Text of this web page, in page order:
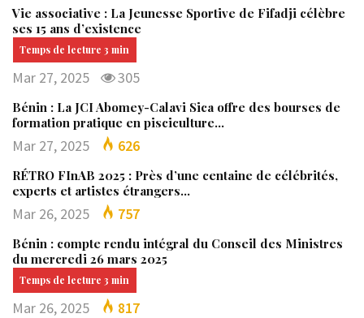
Vie associative : La Jeunesse Sportive de Fifadji célèbre
ses 15 ans d’existence
Mar 27, 2025 305
Bénin : La JCI Abomey-Calavi Sica offre des bourses de
formation pratique en pisciculture…
Mar 27, 2025 626
RÉTRO FInAB 2025 : Près d’une centaine de célébrités,
experts et artistes étrangers…
Mar 26, 2025 757
Bénin : compte rendu intégral du Conseil des Ministres
du mercredi 26 mars 2025
Mar 26, 2025 817